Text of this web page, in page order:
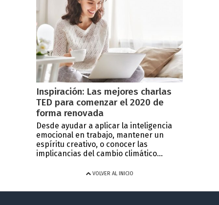
Inspiración: Las mejores charlas
TED para comenzar el 2020 de
forma renovada
Desde ayudar a aplicar la inteligencia
emocional en trabajo, mantener un
espíritu creativo, o conocer las
implicancias del cambio climático...
VOLVER AL INICIO